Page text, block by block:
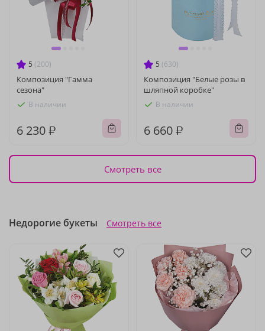
5 (200)
Композиция "Гамма
сезона"
В наличии
6 230 ₽
5 (630)
Композиция "Белые розы в
шляпной коробке"
В наличии
6 660 ₽
Смотреть все
Недорогие букеты Смотреть все